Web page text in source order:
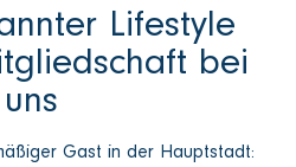
Lifestyle
bei
uns
Gast in der Hauptstadt: